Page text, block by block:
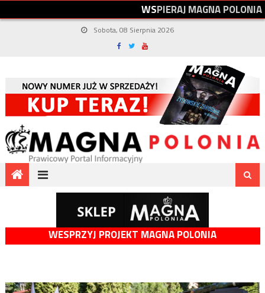
WSPIERAJMAGNAPOLONIA
Sobota, 08 Sierpnia 2026
WESPRZYJ PROJEKT MAGNA POLONIA